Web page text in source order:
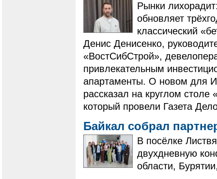
Рынки
обновляет
классический
Денис Денисенко,
«ВостСибСтрой»,
привлекательным
апартаменты. О новом для
рассказал на круглом столе
который провели Газета
Байкал собрал
В посёлке
двухдневную
области,